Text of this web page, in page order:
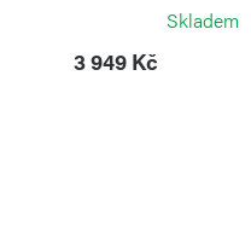
Skladem
3 949 Kč